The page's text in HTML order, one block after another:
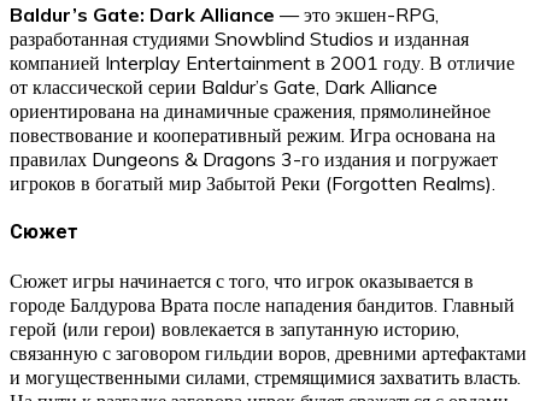
Baldur’s Gate: Dark Alliance — это экшен-RPG,
разработанная студиями Snowblind Studios и изданная
компанией Interplay Entertainment в 2001 году. В отличие
от классической серии Baldur’s Gate, Dark Alliance
ориентирована на динамичные сражения, прямолинейное
повествование и кооперативный режим. Игра основана на
правилах Dungeons & Dragons 3-го издания и погружает
игроков в богатый мир Забытой Реки (Forgotten Realms).
Сюжет
Сюжет игры начинается с того, что игрок оказывается в
городе Балдурова Врата после нападения бандитов. Главный
герой (или герои) вовлекается в запутанную историю,
связанную с заговором гильдии воров, древними артефактами
и могущественными силами, стремящимися захватить власть.